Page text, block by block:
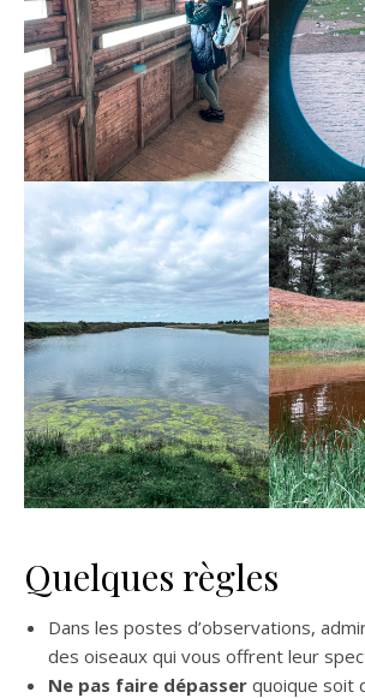
Quelques règles
Dans les postes d’observations,
des oiseaux qui vous offrent leur
Ne pas faire dépasser quoique soit